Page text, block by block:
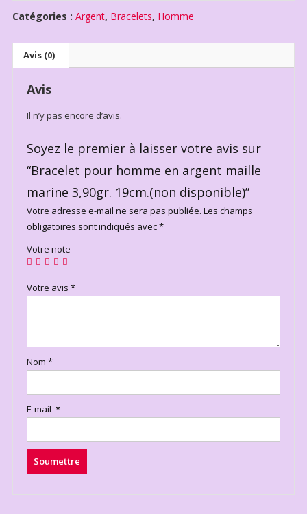
Catégories : Argent, Bracelets, Homme
Avis (0)
Avis
Il n’y pas encore d’avis.
Soyez le premier à laisser votre avis sur
“Bracelet pour homme en argent maille
marine 3,90gr. 19cm.(non disponible)”
Votre adresse e-mail ne sera pas publiée. Les champs
obligatoires sont indiqués avec*
Votre note
Votre avis *
Nom *
E-mail *